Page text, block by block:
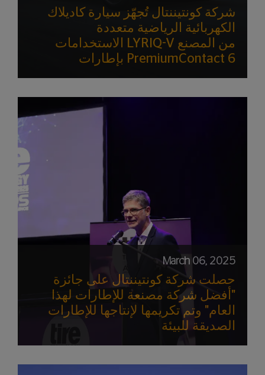
شركة كونتيننتال تُجهّز سيارة كاديلاك
الكهربائية الرياضية متعددة
الاستخدامات LYRIQ-V من المصنع
بإطارات PremiumContact 6
March 06, 2025
حصلت شركة كونتيننتال على جائزة
"أفضل شركة مصنعة للإطارات لهذا
العام" وتم تكريمها لإنتاجها للإطارات
الصديقة للبيئة